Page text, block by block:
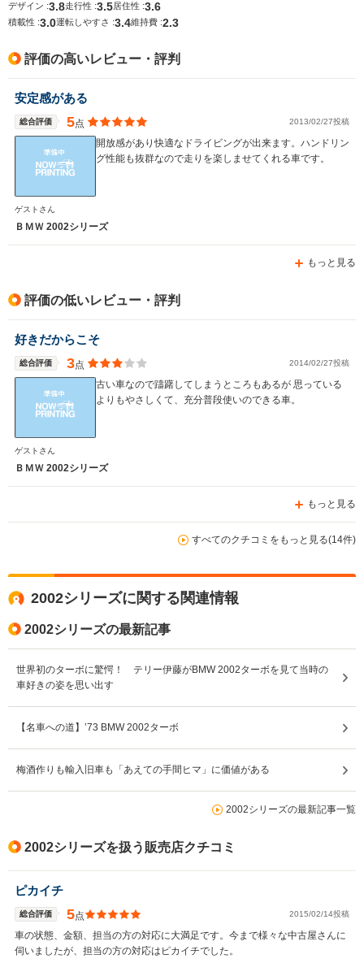
WLTCモード
燃費
駆動方式
1.74m
4.04m
FR
3201～
デザイン :3.8走行性 :3.5居住性 :3.6
積載性 :3.0運転しやすさ :3.4維持費 :2.3
評価の高いレビュー・評判
安定感がある
総合評価 5点 2013/02/27投稿
開放感があり快適なドライビングが出来ます。ハンドリン
グ性能も抜群なので走りを楽しませてくれる車です。
ゲストさん
ＢＭＷ 2002シリーズ
もっと見る
評価の低いレビュー・評判
好きだからこそ
総合評価 3点 2014/02/27投稿
古い車なので躊躇してしまうところもあるが 思っている
よりもやさしくて、充分普段使いのできる車。
ゲストさん
ＢＭＷ 2002シリーズ
もっと見る
すべてのクチコミをもっと見る(14件)
2002シリーズに関する関連情報
2002シリーズの最新記事
世界初のターボに驚愕！ テリー伊藤がBMW 2002ターボを見て当時の
車好きの姿を思い出す
【名車への道】’73 BMW 2002ターボ
梅酒作りも輸入旧車も「あえての手間ヒマ」に価値がある
2002シリーズの最新記事一覧
2002シリーズを扱う販売店クチコミ
ピカイチ
総合評価 5点 2015/02/14投稿
車の状態、金額、担当の方の対応に大満足です。今まで様々な中古屋さんに
伺いましたが、担当の方の対応はピカイチでした。